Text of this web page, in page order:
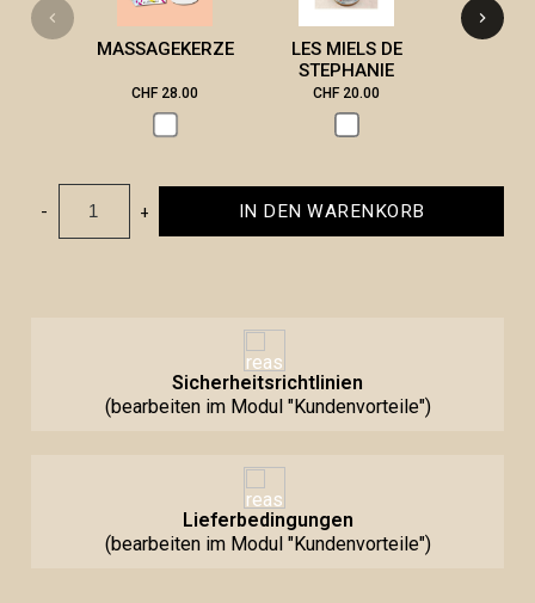
MASSAGEKERZE
CHF 28.00
LES MIELS DE
STEPHANIE
CHF 20.00
- + IN DEN WARENKORB
Sicherheitsrichtlinien
(bearbeiten im Modul "Kundenvorteile")
Lieferbedingungen
(bearbeiten im Modul "Kundenvorteile")